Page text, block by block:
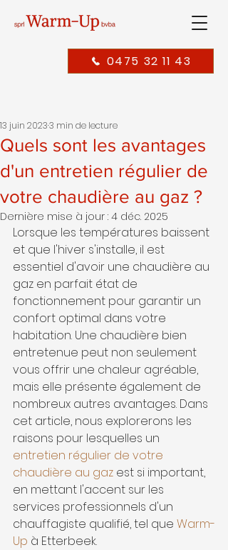
0475 32 11 43
Quels sont les avantages
d'un entretien régulier de
votre chaudière au gaz ?
13 juin 20233 min de lecture
Dernière mise à jour : 4 déc. 2025
Lorsque les températures baissent
et que l'hiver s'installe, il est
essentiel d'avoir une chaudière au
gaz en parfait état de
fonctionnement pour garantir un
confort optimal dans votre
habitation. Une chaudière bien
entretenue peut non seulement
vous offrir une chaleur agréable,
mais elle présente également de
nombreux autres avantages. Dans
cet article, nous explorerons les
raisons pour lesquelles un
entretien régulier de votre
chaudière au gaz est si important,
en mettant l'accent sur les
services professionnels d'un
chauffagiste qualifié, tel que Warm-
Up à Etterbeek.